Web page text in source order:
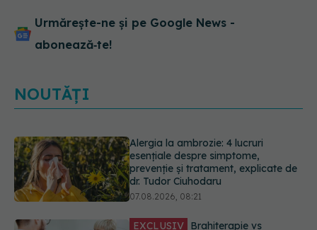
Urmărește-ne și pe Google News -
abonează‑te!
NOUTĂȚI
EXCLUSIV Brahiterapie vs
radioterapie externă în cancerul
ginecologic. Dr. Sorin Bogdan
(SANADOR) explică diferența și
cum acționează tratamentul